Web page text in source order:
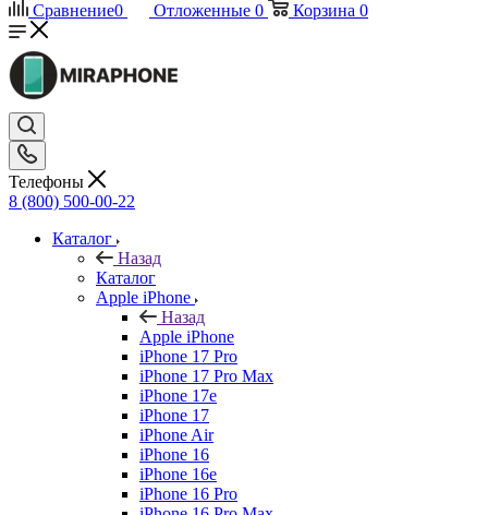
Сравнение0 Отложенные 0 Корзина 0
Телефоны
8 (800) 500-00-22
Каталог
Назад
Каталог
Apple iPhone
Назад
Apple iPhone
iPhone 17 Pro
iPhone 17 Pro Max
iPhone 17e
iPhone 17
iPhone Air
iPhone 16
iPhone 16e
iPhone 16 Pro